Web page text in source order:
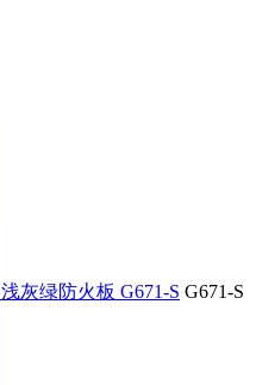
浅灰绿防火板 G671-S G671-S